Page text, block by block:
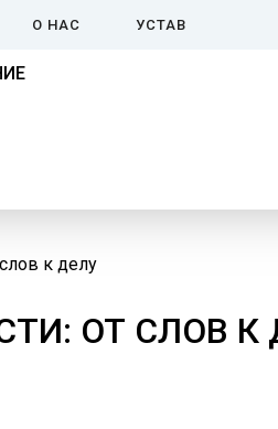
О НАС УСТАВ
к делу
ОТ СЛОВ К